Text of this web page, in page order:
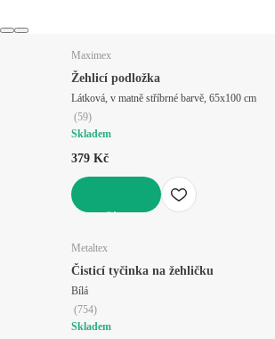
Maximex
Žehlicí podložka
Látková, v matně stříbrné barvě, 65x100 cm
(59)
Skladem
379 Kč
Metaltex
Čisticí tyčinka na žehličku
Bílá
(754)
Skladem